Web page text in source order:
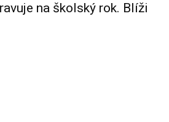
na školský rok. Blíži